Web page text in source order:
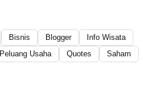
Bisnis Blogger
Info Wisata
Peluang Usaha Quotes Saham